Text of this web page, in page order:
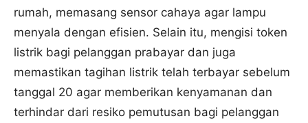
rumah, memasang sensor cahaya agar lampu
menyala dengan efisien. Selain itu, mengisi token
listrik bagi pelanggan prabayar dan juga
memastikan tagihan listrik telah terbayar sebelum
tanggal 20 agar memberikan kenyamanan dan
terhindar dari resiko pemutusan bagi pelanggan